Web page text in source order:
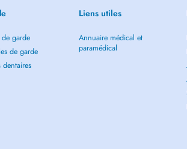
garde
de garde
dentaires
Liens utiles
Annuaire médical et
paramédical